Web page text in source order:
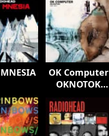
OK Computer
OKNOTOK